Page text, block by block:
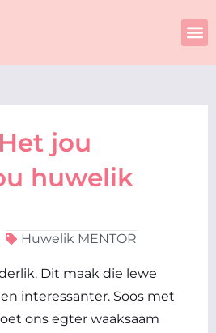
jou
huwelik
Huwelik MENTOR
Dit maak die lewe
interessanter. Soos met
ons egter waaksaam